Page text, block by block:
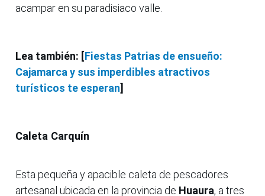
acampar en su paradisiaco valle.
Lea también: [Fiestas Patrias de ensueño:
Cajamarca y sus imperdibles atractivos
turísticos te esperan]
Caleta Carquín
Esta pequeña y apacible caleta de pescadores
artesanal ubicada en la provincia de Huaura, a tres